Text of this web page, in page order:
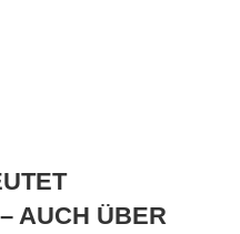
AUCH ÜBER